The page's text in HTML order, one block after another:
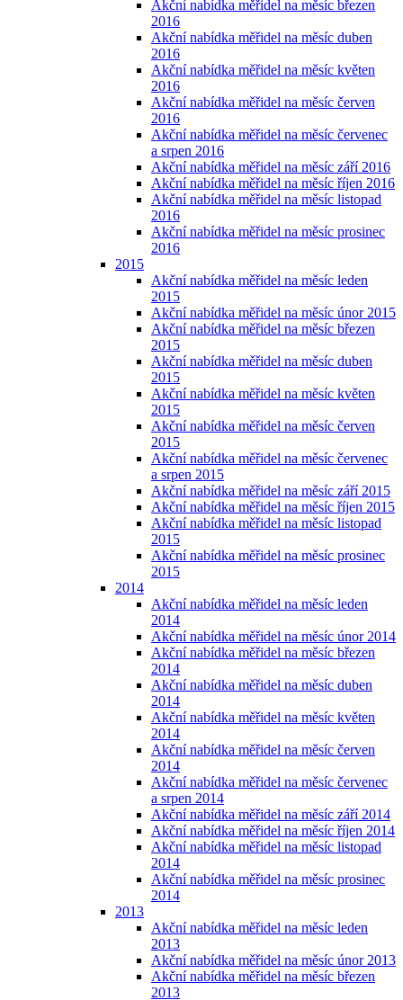
Akční nabídka měřidel na měsíc březen
2016
Akční nabídka měřidel na měsíc duben
2016
Akční nabídka měřidel na měsíc květen
2016
Akční nabídka měřidel na měsíc červen
2016
Akční nabídka měřidel na měsíc červenec
a srpen 2016
Akční nabídka měřidel na měsíc září 2016
Akční nabídka měřidel na měsíc říjen 2016
Akční nabídka měřidel na měsíc listopad
2016
Akční nabídka měřidel na měsíc prosinec
2016
2015
Akční nabídka měřidel na měsíc leden
2015
Akční nabídka měřidel na měsíc únor 2015
Akční nabídka měřidel na měsíc březen
2015
Akční nabídka měřidel na měsíc duben
2015
Akční nabídka měřidel na měsíc květen
2015
Akční nabídka měřidel na měsíc červen
2015
Akční nabídka měřidel na měsíc červenec
a srpen 2015
Akční nabídka měřidel na měsíc září 2015
Akční nabídka měřidel na měsíc říjen 2015
Akční nabídka měřidel na měsíc listopad
2015
Akční nabídka měřidel na měsíc prosinec
2015
2014
Akční nabídka měřidel na měsíc leden
2014
Akční nabídka měřidel na měsíc únor 2014
Akční nabídka měřidel na měsíc březen
2014
Akční nabídka měřidel na měsíc duben
2014
Akční nabídka měřidel na měsíc květen
2014
Akční nabídka měřidel na měsíc červen
2014
Akční nabídka měřidel na měsíc červenec
a srpen 2014
Akční nabídka měřidel na měsíc září 2014
Akční nabídka měřidel na měsíc říjen 2014
Akční nabídka měřidel na měsíc listopad
2014
Akční nabídka měřidel na měsíc prosinec
2014
2013
Akční nabídka měřidel na měsíc leden
2013
Akční nabídka měřidel na měsíc únor 2013
Akční nabídka měřidel na měsíc březen
2013